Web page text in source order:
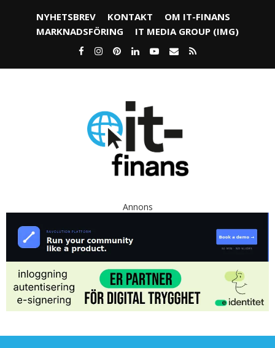
NYHETSBREV KONTAKT
OM IT-FINANS
MARKNADSFÖRING
IT MEDIA GROUP (IMG)
Annons